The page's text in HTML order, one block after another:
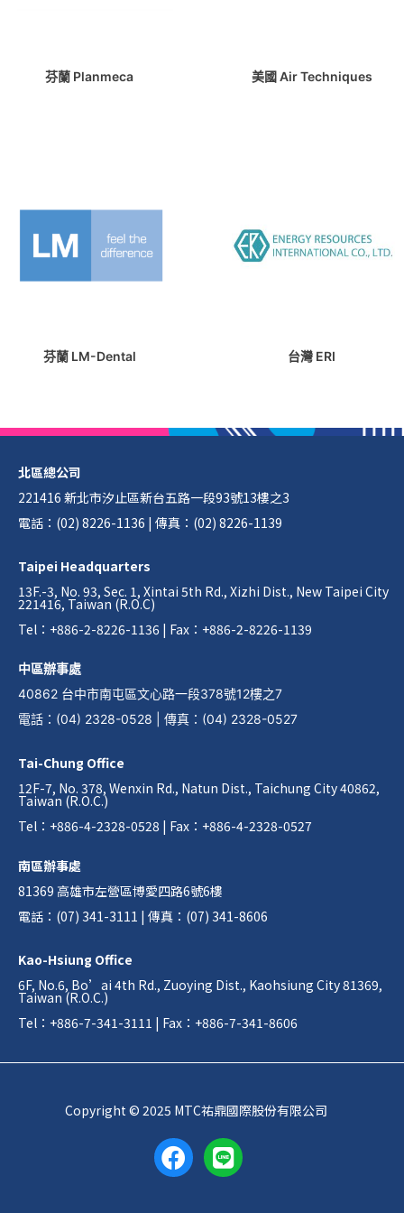
芬蘭 Planmeca 美國 Air Techniques
芬蘭 LM-Dental 台灣 ERI
北區總公司
221416 新北市汐止區新台五路一段93號13樓之3
電話：(02) 8226-1136 | 傳真：(02) 8226-1139
Taipei Headquarters
13F.-3, No. 93, Sec. 1, Xintai 5th Rd., Xizhi Dist., New Taipei City
221416, Taiwan (R.O.C)
Tel：+886-2-8226-1136 | Fax：+886-2-8226-1139
中區辦事處
40862 台中市南屯區文心路一段378號12樓之7
電話 ： (04) 2328-0528 傳真 ： (04) 2328-0527
Tai-Chung Office
12F-7, No. 378, Wenxin Rd., Natun Dist., Taichung City 40862,
Taiwan (R.O.C.)
Tel：+886-4-2328-0528 | Fax：+886-4-2328-0527
南區辦事處
81369 高雄市左營區博愛四路6號6樓
電話：(07) 341-3111 | 傳真：(07) 341-8606
Kao-Hsiung Office
6F, No.6, Bo’ai 4th Rd., Zuoying Dist., Kaohsiung City 81369,
Taiwan (R.O.C.)
Tel：+886-7-341-3111 | Fax：+886-7-341-8606
Copyright © 2025 MTC祐鼎國際股份有限公司